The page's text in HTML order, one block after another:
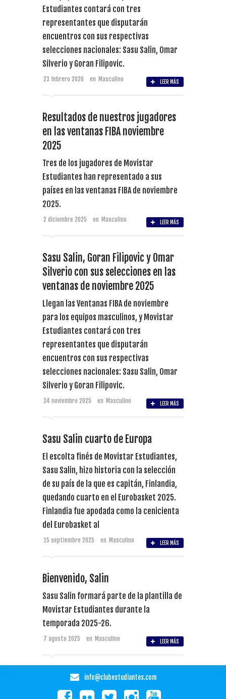
Estudiantes contará con tres
representantes que disputarán
encuentros con sus respectivas
selecciones nacionales: Sasu Salin, Omar
Silverio y Goran Filipovic.
23 febrero 2026 en Masculino LEER MÁS
Resultados de nuestros jugadores
en las ventanas FIBA noviembre
2025
Tres de los jugadores de Movistar
Estudiantes han representado a sus
países en las ventanas FIBA de noviembre
2025.
2 diciembre 2025 en Masculino LEER MÁS
Sasu Salin, Goran Filipovic y Omar
Silverio con sus selecciones en las
ventanas de noviembre 2025
Llegan las Ventanas FIBA de noviembre
para los equipos masculinos, y Movistar
Estudiantes contará con tres
representantes que disputarán
encuentros con sus respectivas
selecciones nacionales: Sasu Salin, Omar
Silverio y Goran Filipovic.
24 noviembre 2025 en Masculino LEER MÁS
Sasu Salin cuarto de Europa
El escolta finés de Movistar Estudiantes,
Sasu Salin, hizo historia con la selección
de su país de la que es capitán, Finlandia,
quedando cuarto en el Eurobasket 2025.
Finlandia fue apodada como la cenicienta
del Eurobasket al
15 septiembre 2025 en Masculino LEER MÁS
Bienvenido, Salin
Sasu Salin formará parte de la plantilla de
Movistar Estudiantes durante la
temporada 2025-26.
7 agosto 2025 en Masculino LEER MÁS
info@clubestudiantes.com